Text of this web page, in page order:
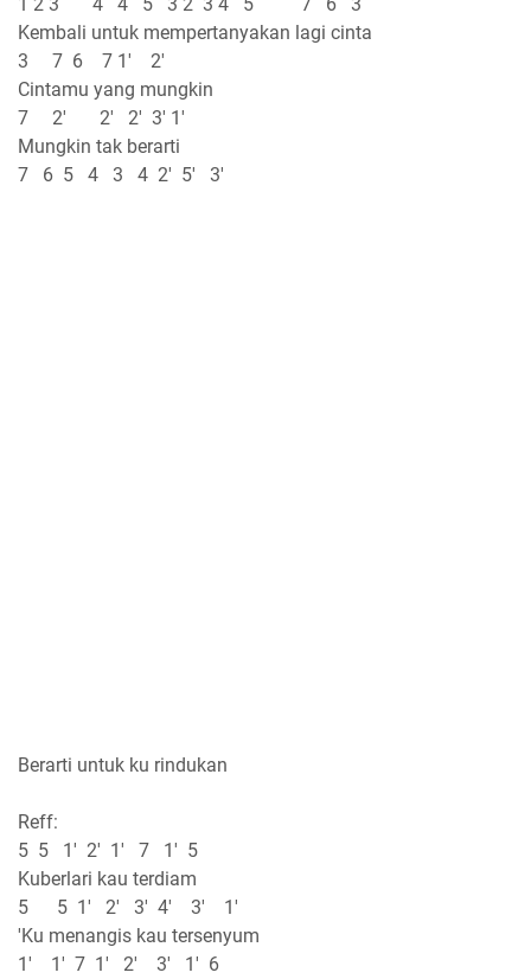
Kembali untuk mempertanyakan lagi cinta
3 7 6 7 1' 2'
Cintamu yang mungkin
7 2' 2' 2' 3' 1'
Mungkin tak berarti
7 6 5 4 3 4 2' 5' 3'
Berarti untuk ku rindukan
Reff:
5 5 1' 2' 1' 7 1' 5
Kuberlari kau terdiam
5 5 1' 2' 3' 4' 3' 1'
'Ku menangis kau tersenyum
1' 1' 7 1' 2' 3' 1' 6